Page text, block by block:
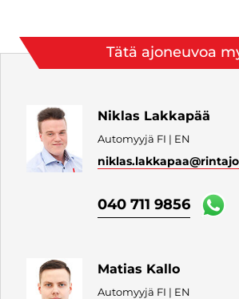
Tätä ajoneuvoa
Niklas Lakkapää
Automyyjä FI | EN
niklas.lakkapaa
040 711 9856
Matias Kallo
Automyyjä FI | EN